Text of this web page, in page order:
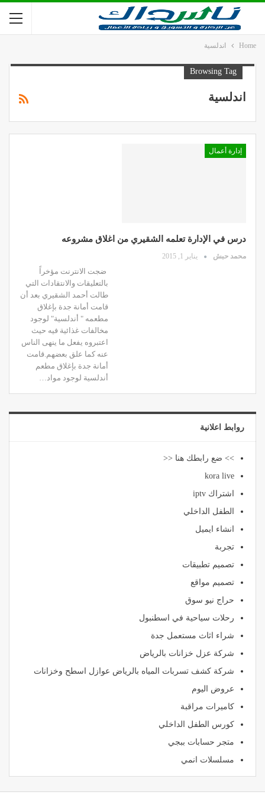
Home اندلسية
Browsing Tag
اندلسية
إدارة أعمال
درس في الإدارة تعلمه الشقيري من اغلاق مشروعه
محمد حبش يناير 1, 2015
ضجت الانترنت مؤخراً
بالتعليقات والانتقادات التي
طالت أحمد الشقيري بعد أن
قامت أمانة جدة بإغلاق
مطعمه " أندلسية" لوجود
مخالفات غذائية فيه حيث
اعتبروه يفعل ما ينهى الناس
عنه كما علق بعضهم.قامت
أمانة جدة بإغلاق مطعم
أندلسية لوجود مواد…
روابط اعلانية
>> ضع رابطك هنا <<
kora live
اشتراك iptv
الطفل الداخلي
انشاء ايميل
تجربة
تصميم تطبيقات
تصميم مواقع
حراج نيو سوق
رحلات سياحية في اسطنبول
شراء اثاث مستعمل جدة
شركة عزل خزانات بالرياض
شركة كشف تسربات المياه بالرياض عوازل اسطح وخزانات
عروض اليوم
كاميرات مراقبة
كورس الطفل الداخلي
متجر حسابات ببجي
مسلسلات انمي